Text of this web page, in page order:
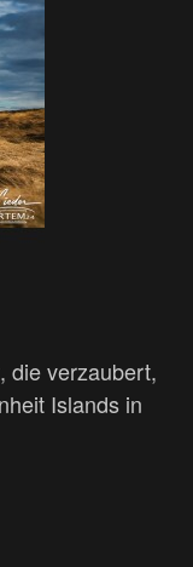
die verzaubert,
Islands in